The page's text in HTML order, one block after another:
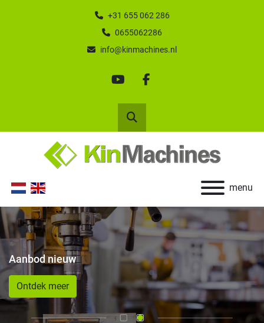
+31 655 062 286
0655062286
info@kinmachines.nl
youtubefacebook
Zoek
menu
Aanbod nieuw
Ontdek meer